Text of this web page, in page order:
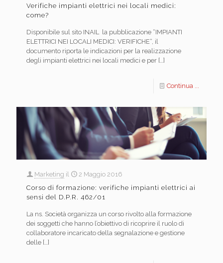
Verifiche impianti elettrici nei locali medici:
come?
Disponibile sul sito INAIL la pubblicazione “IMPIANTI
ELETTRICI NEI LOCALI MEDICI: VERIFICHE“, il
documento riporta le indicazioni per la realizzazione
degli impianti elettrici nei locali medici e per […]
Continua ...
Marketing il
2 Maggio 2016
Corso di formazione: verifiche impianti elettrici ai
sensi del D.P.R. 462/01
La ns. Società organizza un corso rivolto alla formazione
dei soggetti che hanno l’obiettivo di ricoprire il ruolo di
collaboratore incaricato della segnalazione e gestione
delle […]